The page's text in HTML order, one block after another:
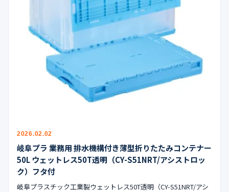
2026.02.02
岐阜プラ 業務用 排水機構付き薄型折りたたみコンテナー
50L ウェットレス50T透明（CY-S51NRT/アシストロッ
ク）フタ付
岐阜プラスチック工業製ウェットレス50T透明（CY-S51NRT/アシ